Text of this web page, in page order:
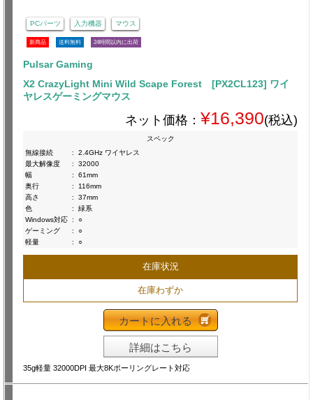
PCパーツ 入力機器 マウス
新商品 送料無料 24時間以内に出荷
Pulsar Gaming
X2 CrazyLight Mini Wild Scape Forest [PX2CL123] ワイ
ヤレスゲーミングマウス
ネット価格： ¥16,390(税込)
スペック
無線接続
:
2.4GHz ワイヤレス
最大解像度
:
32000
幅
:
61mm
奥行
:
116mm
高さ
:
37mm
色
:
緑系
Windows対応 :
○
ゲーミング
:
○
軽量
: ○
在庫状況
在庫わずか
カートに入れる
詳細はこちら
35g軽量 32000DPI 最大8Kポーリングレート対応